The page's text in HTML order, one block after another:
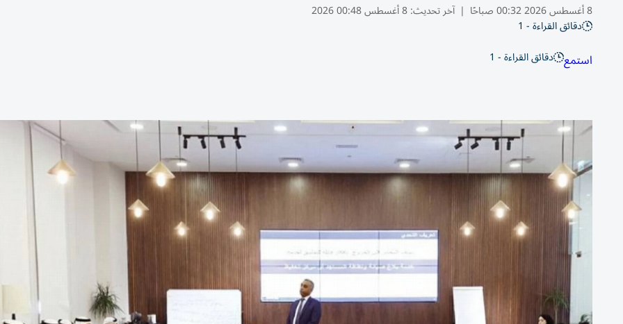
8 أغسطس 2026 00:32 صباحًا | آخر تحديث:8 أغسطس 00:48 2026
دقائق القراءة - 1
استمع دقائق القراءة - 1